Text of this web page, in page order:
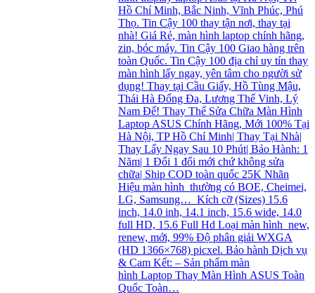
Hồ Chí Minh, Bắc Ninh, Vĩnh Phúc, Phú
Thọ. Tin Cậy 100 thay tận nơi, thay tại
nhà! Giá Rẻ, màn hình laptop chính hãng,
zin, bóc máy. Tin Cậy 100 Giao hàng trên
toàn Quốc. Tin Cậy 100 địa chỉ uy tín thay
màn hình lấy ngay, yên tâm cho người sử
dụng! Thay tại Cầu Giấy, Hồ Tùng Mậu,
Thái Hà Đống Đa, Lương Thể Vinh, Lý
Nam Đế! Thay Thế Sửa Chữa Màn Hình
Laptop ASUS Chính Hãng, Mới 100% Tại
Hà Nội, TP Hồ Chí Minh| Thay Tại Nhà|
Thay Lấy Ngay Sau 10 Phút| Bảo Hành: 1
Năm| 1 Đổi 1 đổi mới chứ không sửa
chữa| Ship COD toàn quốc 25K Nhãn
Hiệu màn hình thường có BOE, Cheimei,
LG, Samsung… Kích cỡ (Sizes) 15.6
inch, 14.0 inh, 14.1 inch, 15.6 wide, 14.0
full HD, 15.6 Full Hd Loại màn hình new,
renew, mới, 99% Độ phân giải WXGA
(HD 1366×768) picxel. Bảo hành Dịch vụ
& Cam Kết: – Sản phẩm màn
hình Laptop Thay Màn Hình ASUS Toàn
Quốc Toàn…